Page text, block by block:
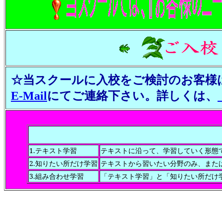
☆当スクールに入校をご検討のお客様
E-Mailにてご連絡下さい。詳しくは、
1.テキスト学習
テキストに沿って、学習していく形態
2.知りたい所だけ学習 テキストから習いたい分野のみ、ま
3.組み合わせ学習 「テキスト学習」と 「知りたい所だけ